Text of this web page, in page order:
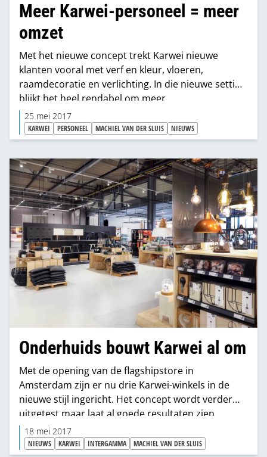
Meer Karwei-personeel = meer
omzet
Met het nieuwe concept trekt Karwei nieuwe
klanten vooral met verf en kleur, vloeren,
raamdecoratie en verlichting. In die nieuwe setting
blijkt het heel rendabel om meer
verkooppersoneel in te zetten.
25 mei 2017
KARWEI PERSONEEL MACHIEL VAN DER SLUIS NIEUWS
Onderhuids bouwt Karwei al om
Met de opening van de flagshipstore in
Amsterdam zijn er nu drie Karwei-winkels in de
nieuwe stijl ingericht. Het concept wordt verder
uitgetest maar laat al goede resultaten zien.
Directeur Machiel van der Sluis hoopt in 2021 alle
winkels omgebouwd hebben.
18 mei 2017
NIEUWS KARWEI INTERGAMMA MACHIEL VAN DER SLUIS